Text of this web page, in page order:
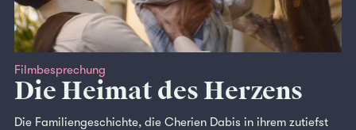
Filmbesprechung
Die Heimat des Herzens
Die Familiengeschichte, die Cherien Dabis in ihrem zutiefst